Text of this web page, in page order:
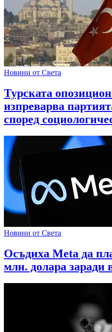
Новини от Света
Турската
изпреварва
според
Новини от Света
Осъдиха Meta да
млн. долара заради